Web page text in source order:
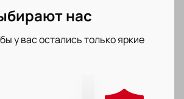
радуют слушателей
и собирают полные залы по всей
вечере прозвучат как свежие
всем песни.
нас
у вас остались только яркие